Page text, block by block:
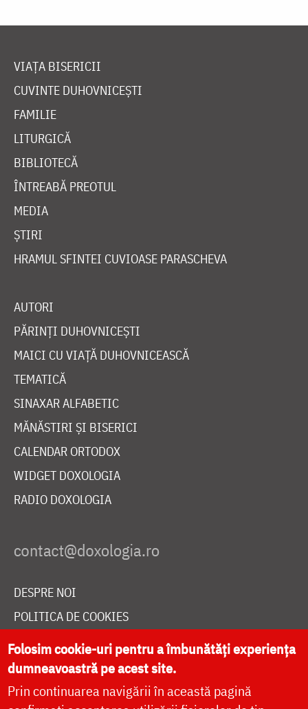
VIAȚA BISERICII
CUVINTE DUHOVNICEȘTI
FAMILIE
LITURGICĂ
BIBLIOTECĂ
ÎNTREABĂ PREOTUL
MEDIA
ȘTIRI
HRAMUL SFINTEI CUVIOASE PARASCHEVA
AUTORI
PĂRINȚI DUHOVNICEȘTI
MAICI CU VIAȚĂ DUHOVNICEASCĂ
TEMATICĂ
SINAXAR ALFABETIC
MĂNĂSTIRI ȘI BISERICI
CALENDAR ORTODOX
WIDGET DOXOLOGIA
RADIO DOXOLOGIA
DESPRE NOI
POLITICA DE COOKIES
DONEAZĂ ONLINE PENTRU CATEDRALA NAȚIONALĂ
LIVE
Folosim cookie-uri pentru a îmbunătăți experiența
dumneavoastră pe acest site.
Prin continuarea navigării în această pagină